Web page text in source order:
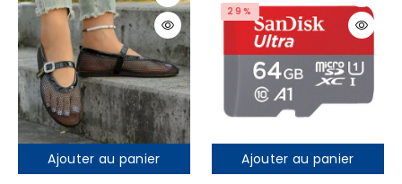
Ajouter au panier Ajouter au panier
29%